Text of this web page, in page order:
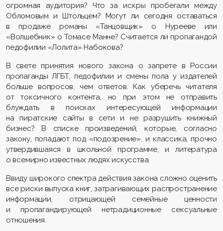
огромная аудитория? Что за искры пробегали между
Обломовым и Штольцем? Могут ли сегодня оставаться
в продаже романы «Танцовщик» о Нурееве или
«Волшебник» о Томасе Манне? Считается ли пропагандой
педофилии «Лолита» Набокова?
В свете принятия нового закона о запрете в России
пропаганды ЛГБТ, педофилии и смены пола у издателей
больше вопросов, чем ответов. Как уберечь читателя
от токсичного контента, но при этом не отправить
блуждать в поисках интересующей информации
на пиратские сайты в сети и не разрушить книжный
бизнес? В списке произведений, которые, согласно
закону, попадают под «подозрение», и классика, прочно
утвердившаяся в школьной программе, и литература
о всемирно известных людях искусства.
Ввиду широкого спектра действия закона сложно оценить
все риски выпуска книг, затрагивающих распространение
информации, отрицающей семейные ценности
и пропагандирующей нетрадиционные сексуальные
отношения.